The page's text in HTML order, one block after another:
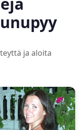
ja aloita